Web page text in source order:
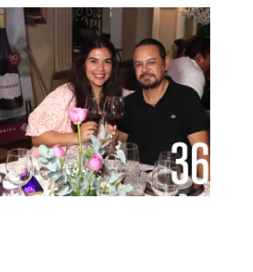
Foto: Francisco Muñiz